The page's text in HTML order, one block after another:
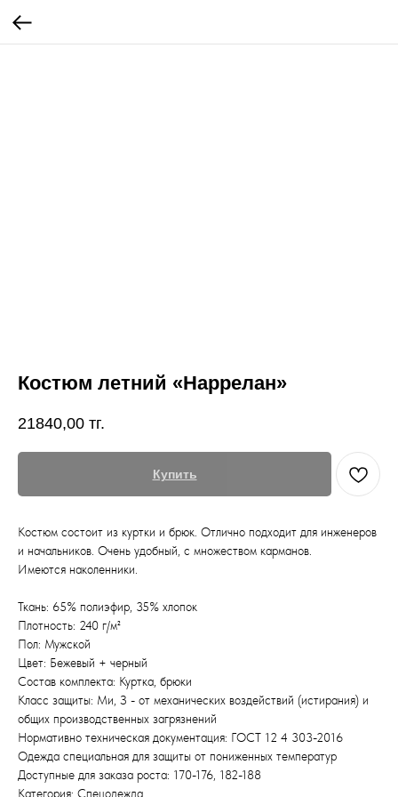
Костюм летний «Наррелан»
21840,00 тг.
Купить
Костюм состоит из куртки и брюк. Отлично подходит для инженеров
и начальников. Очень удобный, с множеством карманов.
Имеются наколенники.
Ткань: 65% полиэфир, 35% хлопок
Плотность: 240 г/м²
Пол: Мужской
Цвет: Бежевый + черный
Состав комплекта: Куртка, брюки
Класс защиты: Ми, З - от механических воздействий (истирания) и
общих производственных загрязнений
Нормативно техническая документация: ГОСТ 12 4 303-2016
Одежда специальная для защиты от пониженных температур
Доступные для заказа роста: 170-176, 182-188
Категория: Спецодежда